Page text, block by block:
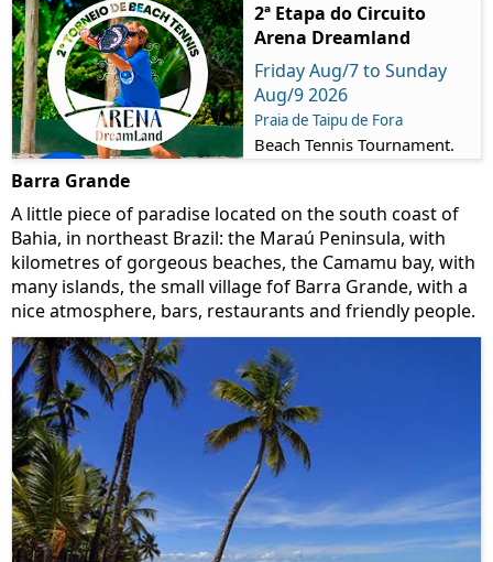
2ª Etapa do Circuito
Arena Dreamland
Friday Aug/7 to Sunday
Aug/9 2026
Praia de Taipu de Fora
Beach Tennis Tournament.
Barra Grande
A little piece of paradise located on the south coast of
Bahia, in northeast Brazil: the Maraú Peninsula, with
kilometres of gorgeous beaches, the Camamu bay, with
many islands, the small village fof Barra Grande, with a
nice atmosphere, bars, restaurants and friendly people.